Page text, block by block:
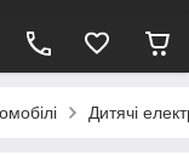
Дитячі